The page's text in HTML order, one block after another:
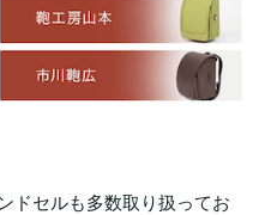
ドセルも多数取り扱ってお